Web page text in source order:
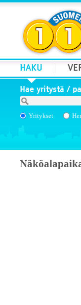
HAKU
Hae yritystä /
Yritykset